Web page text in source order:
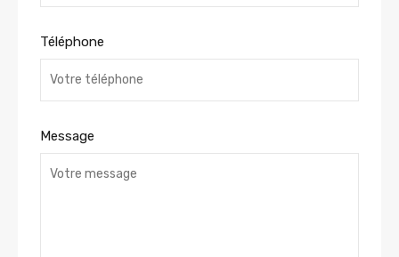
Téléphone
Message